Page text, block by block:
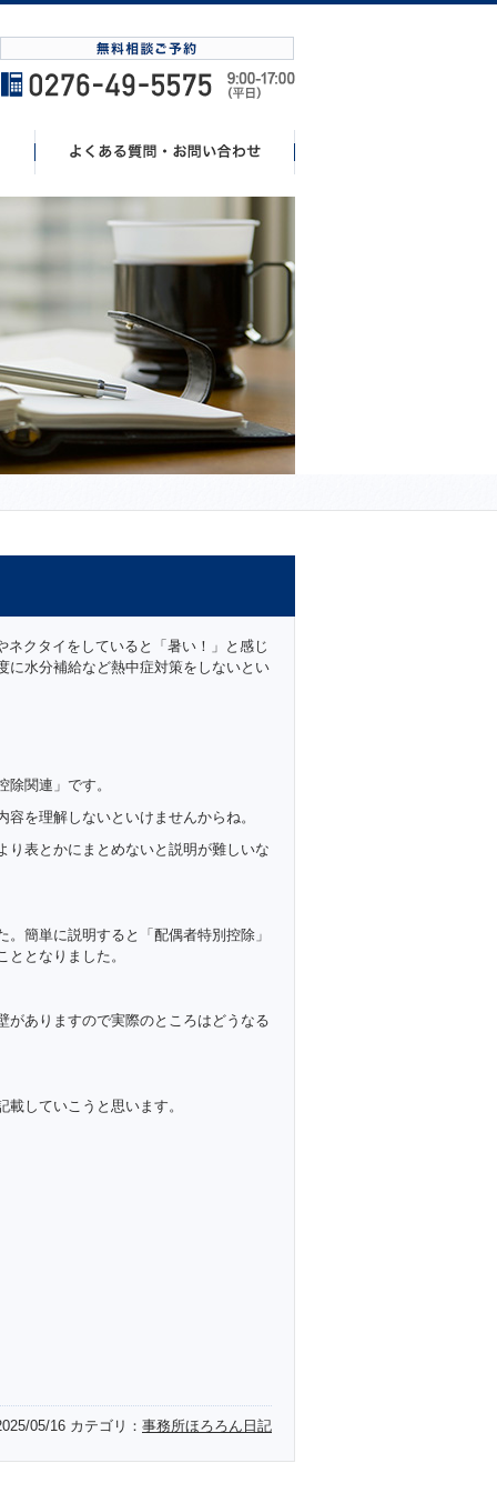
クタイをしていると「暑い！」と感じ
に水分補給など熱中症対策をしないとい
関連」です。
を理解しないといけませんからね。
り表とかにまとめないと説明が難しいな
簡単に説明すると「配偶者特別控除」
となりました。
がありますので実際のところはどうなる
していこうと思います。
05/16 カテゴリ： 事務所ほろろん日記